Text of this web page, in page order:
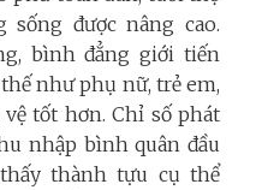
được nâng cao.
bình đẳng giới tiến
như phụ nữ, trẻ em,
tốt hơn. Chỉ số phát
nhập bình quân đầu
thành tựu cụ thể